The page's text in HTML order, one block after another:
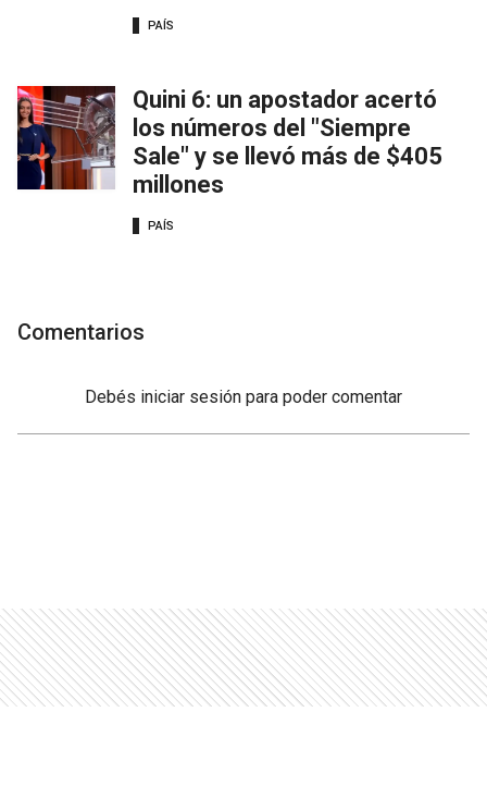
PAÍS
Quini 6: un apostador acertó
los números del "Siempre
Sale" y se llevó más de $405
millones
PAÍS
Comentarios
Debés iniciar sesión para poder comentar